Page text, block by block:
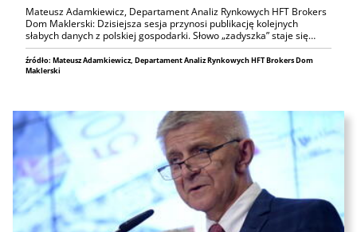
Mateusz Adamkiewicz, Departament Analiz Rynkowych HFT Brokers
Dom Maklerski: Dzisiejsza sesja przynosi publikację kolejnych
słabych danych z polskiej gospodarki. Słowo „zadyszka” staje się…
źródło: Mateusz Adamkiewicz, Departament Analiz Rynkowych HFT Brokers Dom
Maklerski